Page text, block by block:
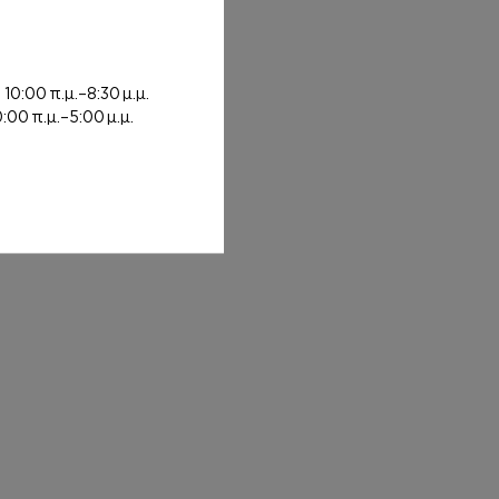
8,00€
through 20,00€
10:00 π.μ.–8:30 μ.μ.
π.μ.–5:00 μ.μ.